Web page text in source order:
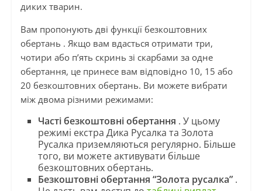
диких тварин.
Вам пропонують дві функції безкоштовних
обертань . Якщо вам вдасться отримати три,
чотири або п’ять скринь зі скарбами за одне
обертання, це принесе вам відповідно 10, 15 або
20 безкоштовних обертань. Ви можете вибрати
між двома різними режимами:
Часті безкоштовні обертання . У цьому
режимі екстра Дика Русалка та Золота
Русалка приземляються регулярно. Більше
того, ви можете активувати більше
безкоштовних обертань.
Безкоштовні обертання “Золота русалка”.